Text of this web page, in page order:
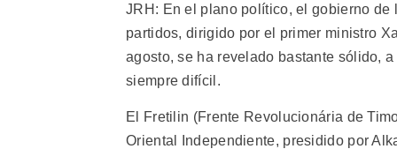
JRH: En el plano político, el gobierno
partidos, dirigido por el primer ministro
agosto, se ha revelado bastante sólido,
siempre difícil.
El Fretilin (Frente Revolucionária de
Oriental Independiente, presidido por